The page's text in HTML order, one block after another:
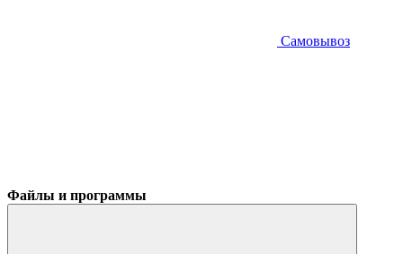
Самовывоз
Файлы и программы